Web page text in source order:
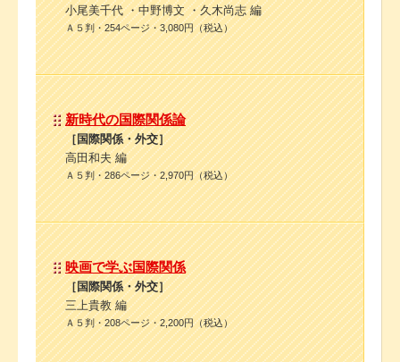
小尾美千代 ・中野博文 ・久木尚志 編
Ａ５判・254ページ・3,080円（税込）
新時代の国際関係論
［国際関係・外交］
高田和夫 編
Ａ５判・286ページ・2,970円（税込）
映画で学ぶ国際関係
［国際関係・外交］
三上貴教 編
Ａ５判・208ページ・2,200円（税込）